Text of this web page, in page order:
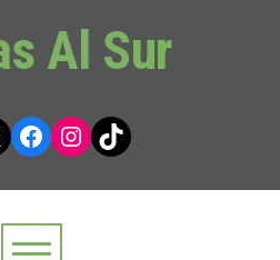
Al Sur
Facebook
Instagram
TikTok